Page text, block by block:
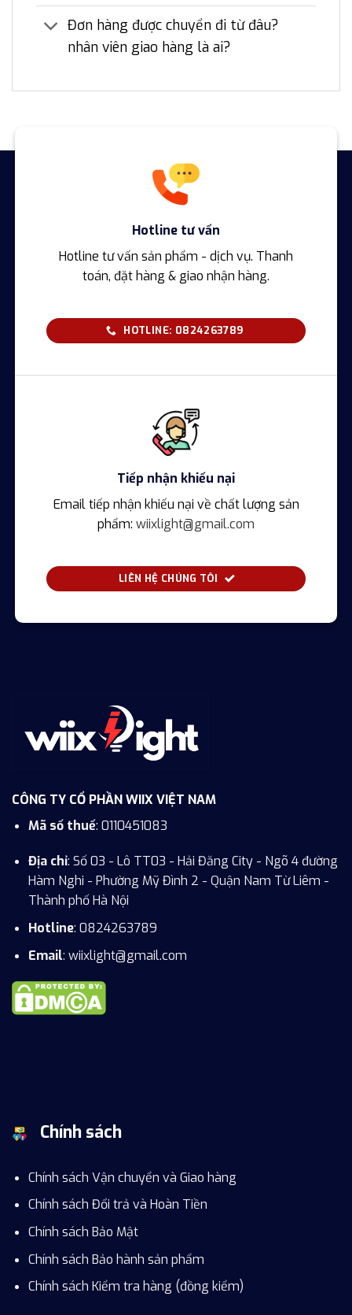
Đơn hàng được chuyển đi từ đâu?
nhân viên giao hàng là ai?
Hotline tư vấn
Hotline tư vấn sản phẩm - dịch vụ. Thanh
toán, đặt hàng & giao nhận hàng.
HOTLINE: 0824263789
Tiếp nhận khiếu nại
Email tiếp nhận khiếu nại về chất lượng sản
phẩm: wiixlight@gmail.com
LIÊN HỆ CHÚNG TÔI
CÔNG TY CỔ PHẦN WIIX VIỆT NAM
Mã số thuế: 0110451083
Địa chỉ: Số 03 - Lô TT03 - Hải Đăng City - Ngõ 4 đường
Hàm Nghi - Phường Mỹ Đình 2 - Quận Nam Từ Liêm -
Thành phố Hà Nội
Hotline: 0824263789
Email: wiixlight@gmail.com
Chính sách
Chính sách Vận chuyển và Giao hàng
Chính sách Đổi trả và Hoàn Tiền
Chính sách Bảo Mật
Chính sách Bảo hành sản phẩm
Chính sách Kiểm tra hàng (đồng kiểm)